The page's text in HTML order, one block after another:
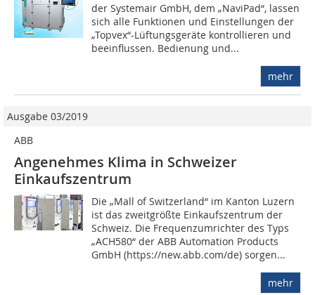
der Systemair GmbH, dem „NaviPad“, lassen
sich alle Funktionen und Einstellungen der
„Topvex“-Lüftungsgeräte kontrollieren und
beeinflussen. Bedienung und...
mehr
Ausgabe 03/2019
ABB
Angenehmes Klima in Schweizer
Einkaufszentrum
Die „Mall of Switzerland“ im Kanton Luzern
ist das zweitgrößte Einkaufszentrum der
Schweiz. Die Frequenzumrichter des Typs
„ACH580“ der ABB Automation Products
GmbH (https://new.abb.com/de) sorgen...
mehr